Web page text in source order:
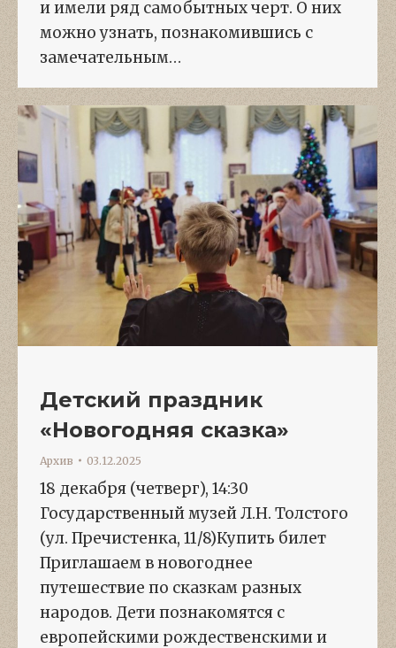
и имели ряд самобытных черт. О них
можно узнать, познакомившись с
замечательным…
Детский праздник
«Новогодняя сказка»
Архив 03.12.2025
18 декабря (четверг), 14:30
Государственный музей Л.Н. Толстого
(ул. Пречистенка, 11/8)Купить билет
Приглашаем в новогоднее
путешествие по сказкам разных
народов. Дети познакомятся с
европейскими рождественскими и